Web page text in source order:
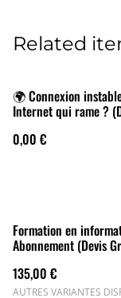
Related
🌍 Connexion
Internet qui rame ?
0,00 €
Formation en
Abonnement (Devis
135,00 €
AUTRES VARIANTES